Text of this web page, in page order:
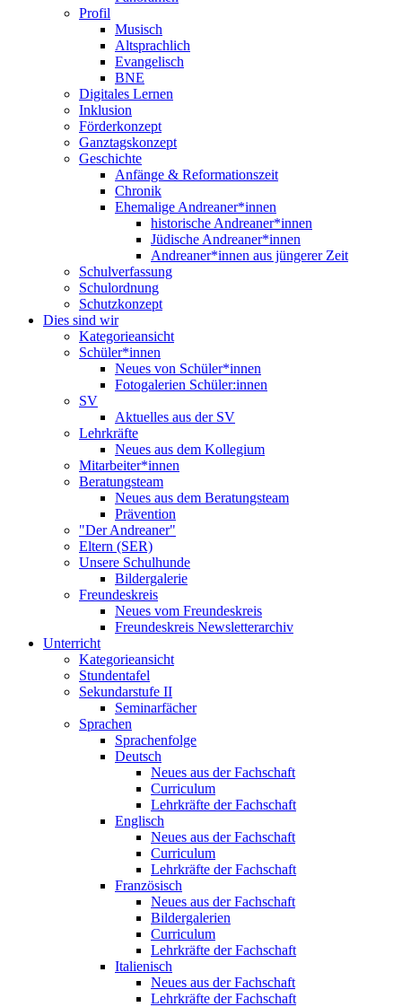
Profil
Musisch
Altsprachlich
Evangelisch
BNE
Digitales Lernen
Inklusion
Förderkonzept
Ganztagskonzept
Geschichte
Anfänge & Reformationszeit
Chronik
Ehemalige Andreaner*innen
historische Andreaner*innen
Jüdische Andreaner*innen
Andreaner*innen aus jüngerer Zeit
Schulverfassung
Schulordnung
Schutzkonzept
Dies sind wir
Kategorieansicht
Schüler*innen
Neues von Schüler*innen
Fotogalerien Schüler:innen
SV
Aktuelles aus der SV
Lehrkräfte
Neues aus dem Kollegium
Mitarbeiter*innen
Beratungsteam
Neues aus dem Beratungsteam
Prävention
"Der Andreaner"
Eltern (SER)
Unsere Schulhunde
Bildergalerie
Freundeskreis
Neues vom Freundeskreis
Freundeskreis Newsletterarchiv
Unterricht
Kategorieansicht
Stundentafel
Sekundarstufe II
Seminarfächer
Sprachen
Sprachenfolge
Deutsch
Neues aus der Fachschaft
Curriculum
Lehrkräfte der Fachschaft
Englisch
Neues aus der Fachschaft
Curriculum
Lehrkräfte der Fachschaft
Französisch
Neues aus der Fachschaft
Bildergalerien
Curriculum
Lehrkräfte der Fachschaft
Italienisch
Neues aus der Fachschaft
Lehrkräfte der Fachschaft